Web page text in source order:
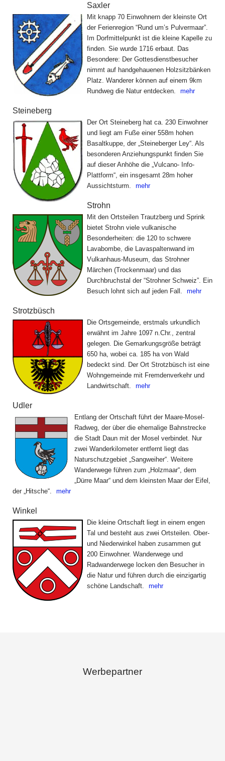
Saxler
Mit knapp 70 Einwohnern der kleinste Ort
der Ferienregion “Rund um’s Pulvermaar”.
Im Dorfmittelpunkt ist die kleine Kapelle zu
finden. Sie wurde 1716 erbaut. Das
Besondere: Der Gottesdienstbesucher
nimmt auf handgehauenen Holzsitzbänken
Platz. Wanderer können auf einem 9km
Rundweg die Natur entdecken.
mehr
Steineberg
Der Ort Steineberg hat ca. 230 Einwohner
und liegt am Fuße einer 558m hohen
Basaltkuppe, der „Steineberger Ley“. Als
besonderen Anziehungspunkt finden Sie
auf dieser Anhöhe die „Vulcano- Info-
Plattform“, ein insgesamt 28m hoher
Aussichtsturm.
mehr
Strohn
Mit den Ortsteilen Trautzberg und Sprink
bietet Strohn viele vulkanische
Besonderheiten: die 120 to schwere
Lavabombe, die Lavaspaltenwand im
Vulkanhaus-Museum, das Strohner
Märchen (Trockenmaar) und das
Durchbruchstal der “Strohner Schweiz”. Ein
Besuch lohnt sich auf jeden Fall.
mehr
Strotzbüsch
Die Ortsgemeinde, erstmals urkundlich
erwähnt im Jahre 1097 n.Chr., zentral
gelegen. Die Gemarkungsgröße beträgt
650 ha, wobei ca. 185 ha von Wald
bedeckt sind. Der Ort Strotzbüsch ist eine
Wohngemeinde mit Fremdenverkehr und
Landwirtschaft.
mehr
Udler
Entlang der Ortschaft führt der Maare-Mosel-
Radweg, der über die ehemalige Bahnstrecke
die Stadt Daun mit der Mosel verbindet. Nur
zwei Wanderkilometer entfernt liegt das
Naturschutz­gebiet „Sangweiher“. Weitere
Wanderwege führen zum „Holzmaar“, dem
„Dürre Maar“ und dem kleinsten Maar der Eifel,
der „Hitsche“.
mehr
Winkel
Die kleine Ortschaft liegt in einem engen
Tal und besteht aus zwei Ortsteilen. Ober-
und Niederwinkel haben zusammen gut
200 Einwohner. Wanderwege und
Radwanderwege locken den Besucher in
die Natur und führen durch die einzigartig
schöne Landschaft.
mehr
Werbepartner